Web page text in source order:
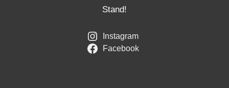
Stand!
Instagram
Facebook